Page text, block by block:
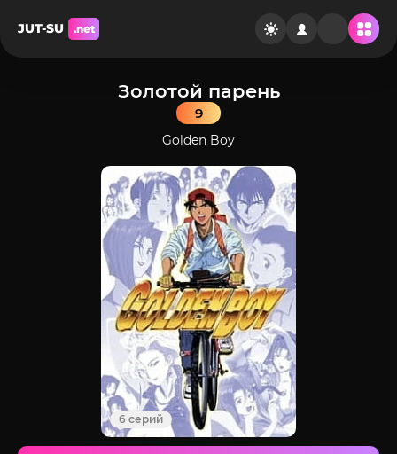
JUT-SU .net
Золотой парень
9
Golden Boy
6 серий